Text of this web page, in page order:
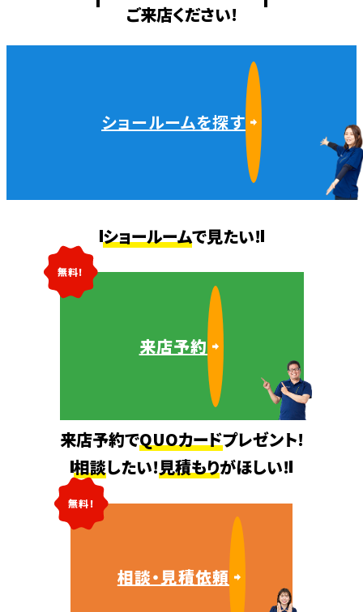
ご来店ください!
ショールームを探す
ショールームで見たい!
無料!
来店予約
来店予約でQUOカードプレゼント!
相談したい!見積もりがほしい!
無料!
相談・見積依頼